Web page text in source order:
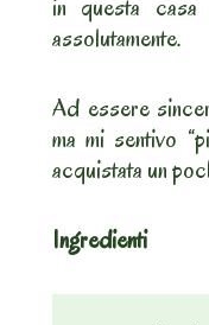
in questa
assolutamente.
Ad essere
ma mi sentivo
acquistata un
Ingredienti